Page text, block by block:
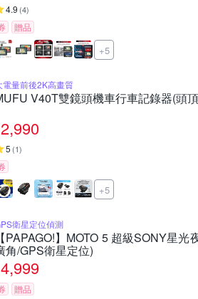
4.9 (4)
贈品
+5
電量前後2K高畫質
V40T雙鏡頭機車行車記錄器(頭
2,990
5 (1)
+5
衛星定位偵測
PAPAGO!】MOTO 5 超級SONY星
角/GPS衛星定位)
4,999
贈品